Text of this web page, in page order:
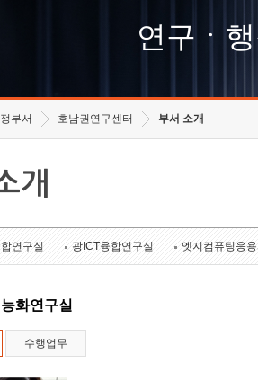
고객의소리
수의계약 현황
연구ㆍ
부서 호남권연구센터 부서 소개
개
연구실 광ICT융합연구실 엣지컴퓨팅응
화연구실
수행업무